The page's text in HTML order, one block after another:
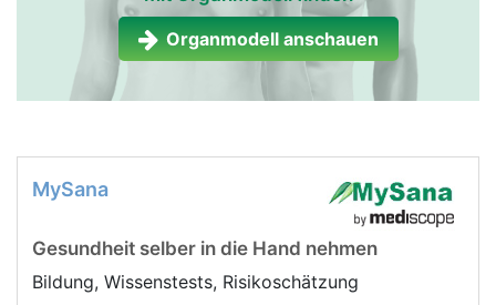
Organmodell anschauen
MySana
Gesundheit selber in die Hand nehmen
Bildung, Wissenstests, Risikoschätzung